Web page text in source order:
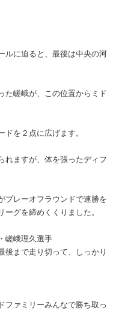
ルに迫ると、最後は中央の河
た嵯峨が、この位置からミド
を２点に広げます。
れますが、体を張ったディフ
プレーオフラウンドで連勝を
グを締めくくりました。
嵯峨理久選手
後まで走り切って、しっかり
ファミリーみんなで勝ち取っ